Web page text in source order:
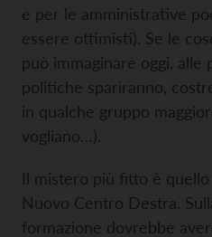
e per le amministrative
essere ottimisti). Se le
può immaginare oggi, alle
politiche spariranno,
in qualche gruppo
vogliano…).
Il mistero più fitto è
Nuovo Centro Destra.
formazione dovrebbe